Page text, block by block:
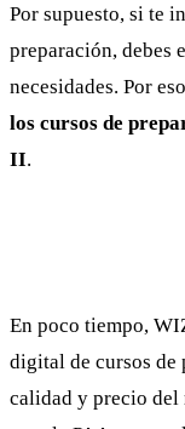
Por supuesto, si te
preparación, debes
necesidades. Por
los cursos de
II.
En poco tiempo,
digital de cursos de
calidad y precio del